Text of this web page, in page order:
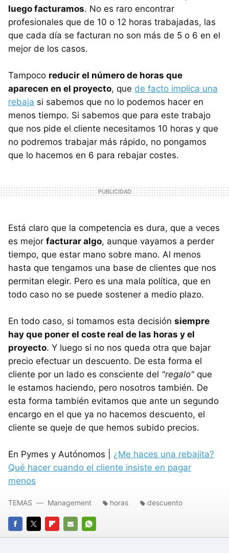
luego facturamos. No es raro encontrar
profesionales que de 10 o 12 horas trabajadas, las
que cada día se facturan no son más de 5 o 6 en el
mejor de los casos.
Tampoco reducir el número de horas que
aparecen en el proyecto, que de facto implica una
rebaja si sabemos que no lo podemos hacer en
menos tiempo. Si sabemos que para este trabajo
que nos pide el cliente necesitamos 10 horas y que
no podremos trabajar más rápido, no pongamos
que lo hacemos en 6 para rebajar costes.
Está claro que la competencia es dura, que a veces
es mejor facturar algo, aunque vayamos a perder
tiempo, que estar mano sobre mano. Al menos
hasta que tengamos una base de clientes que nos
permitan elegir. Pero es una mala política, que en
todo caso no se puede sostener a medio plazo.
En todo caso, si tomamos esta decisión siempre
hay que poner el coste real de las horas y el
proyecto. Y luego si no nos queda otra que bajar
precio efectuar un descuento. De esta forma el
cliente por un lado es consciente del "regalo" que
le estamos haciendo, pero nosotros también. De
esta forma también evitamos que ante un segundo
encargo en el que ya no hacemos descuento, el
cliente se queje de que hemos subido precios.
En Pymes y Autónomos | ¿Me haces una rebajita?
Qué hacer cuando el cliente insiste en pagar
menos
FACEBOOK
TWITTERFLIPBOARD
E-
WHATSAPP
TEMAS Management horas descuento